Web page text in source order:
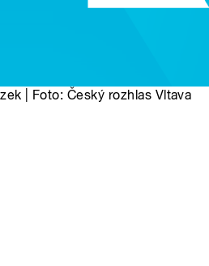
| Foto: Český rozhlas Vltava